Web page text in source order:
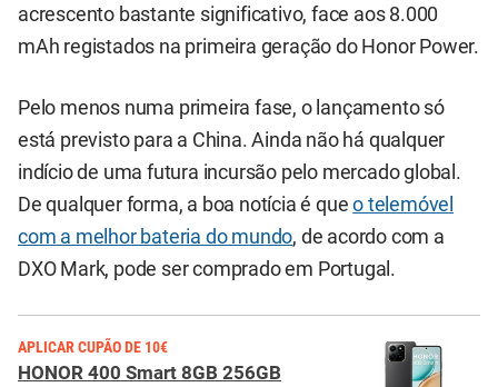
acrescento bastante significativo, face aos 8.000
mAh registados na primeira geração do Honor Power.
Pelo menos numa primeira fase, o lançamento só
está previsto para a China. Ainda não há qualquer
indício de uma futura incursão pelo mercado global.
De qualquer forma, a boa notícia é queo telemóvel
com a melhor bateria do mundo, de acordo com a
DXO Mark, pode ser comprado em Portugal.
APLICAR CUPÃO DE 10€
HONOR 400 Smart 8GB 256GB